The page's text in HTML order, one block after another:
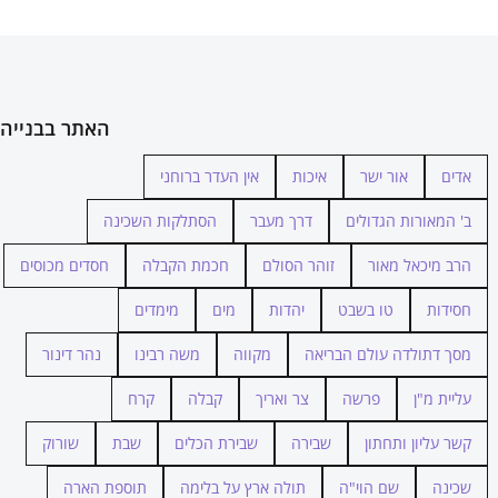
האתר בבנייה
אדים אור ישר איכות אין העדר ברוחני
ב' המאורות הגדולים דרך מעבר הסתלקות השכינה
הרב מיכאל מאור זוהר הסולם חכמת הקבלה חסדים מכוסים
חסידות טו בשבט יהדות מים מימדים
מסך דתולדה עולם הבריאה מקווה משה רבינו נהר דינור
עליית מ"ן פרשה צר ואריך קבלה קרח
קשר עליון ותחתון שבירה שבירת הכלים שבת שורוק
שכינה שם הוי"ה תולה ארץ על בלימה תוספת הארה